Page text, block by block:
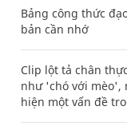
Bảng công thức
bản cần nhớ
Clip lột tả chân
như 'chó với mèo',
hiện một vấn đề